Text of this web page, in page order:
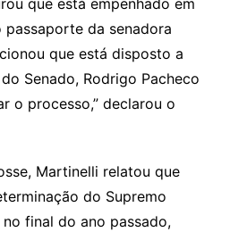
que está empenhado em
da senadora
que está disposto a
Senado, Rodrigo Pacheco
o processo,” declarou o
Martinelli relatou que
do Supremo
no final do ano passado,